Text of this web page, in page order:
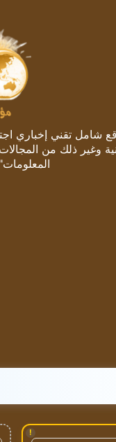
شامل تقني إخباري
وغير ذلك من
!